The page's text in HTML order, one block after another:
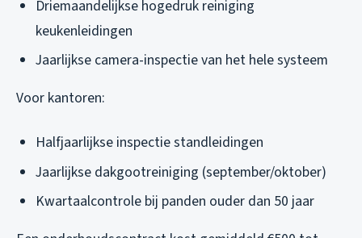
Driemaandelijkse hogedruk reiniging
keukenleidingen
Jaarlijkse camera-inspectie van het hele systeem
Voor kantoren:
Halfjaarlijkse inspectie standleidingen
Jaarlijkse dakgootreiniging (september/oktober)
Kwartaalcontrole bij panden ouder dan 50 jaar